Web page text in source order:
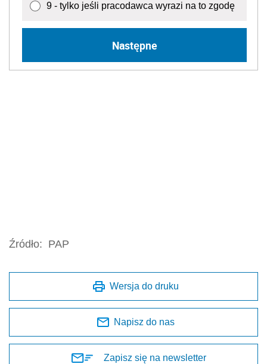
9 - tylko jeśli pracodawca wyrazi na to zgodę
Następne
Źródło: PAP
Wersja do druku
Napisz do nas
Zapisz się na newsletter